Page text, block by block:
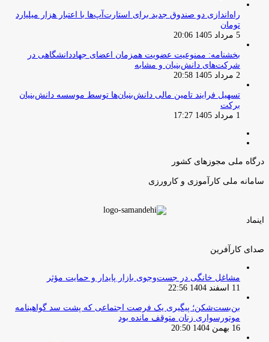
راه‌اندازی دو صندوق جدید برای استارت‌آپ‌ها با اعتبار هزار میلیارد
تومان
5 مرداد 1405 20:06
بخشنامه: ممنوعیت عضویت همزمان اعضای جهاددانشگاهی در
شرکت‌های دانش‌بنیان و مشابه
2 مرداد 1405 20:58
تسهیل فرایند تامین مالی دانش‌بنیان‌ها توسط موسسه دانش‌بنیان
برکت
1 مرداد 1405 17:27
درگاه ملی مجوزهای کشور
سامانه ملی کارآموزی و کارورزی
اینماد
صدای کارآفرین
مشاغل خانگی در جست‌وجوی بازار پایدار و حمایت مؤثر
11 اسفند 1404 22:56
بن‌بست‌شکن؛ پیگیری یک فرصت اجتماعی که پشت سد گواهینامه
موتورسواری زنان متوقف مانده بود
16 بهمن 1404 20:50